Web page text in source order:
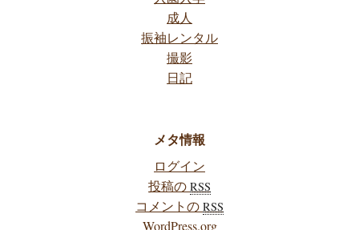
成人
振袖レンタル
撮影
日記
メタ情報
ログイン
投稿の RSS
コメントの RSS
WordPress.org